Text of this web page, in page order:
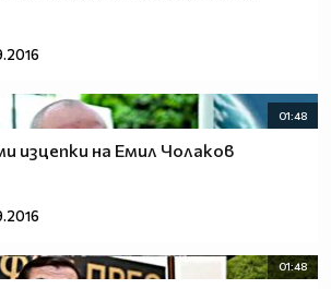
01:48
изцепки на Емил Чолаков
01:48